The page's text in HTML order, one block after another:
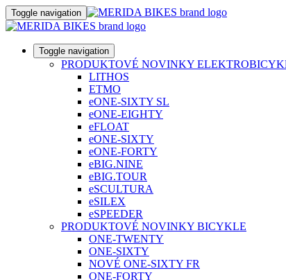
Toggle navigation
Toggle navigation
PRODUKTOVÉ NOVINKY
LITHOS
ETMO
eONE-SIXTY SL
eONE-EIGHTY
eFLOAT
eONE-SIXTY
eONE-FORTY
eBIG.NINE
eBIG.TOUR
eSCULTURA
eSILEX
eSPEEDER
PRODUKTOVÉ NOVINKY BICYKLE
ONE-TWENTY
ONE-SIXTY
NOVÉ ONE-SIXTY FR
ONE-FORTY